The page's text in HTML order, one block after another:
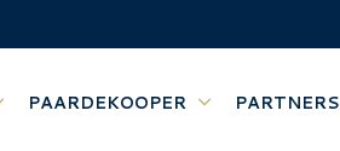
PAARDEKOOPER PARTNERS